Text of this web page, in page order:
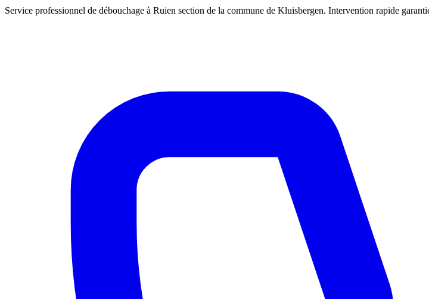
Service professionnel de débouchage à Ruien section de la commune de Kluisbergen. Intervention rapide